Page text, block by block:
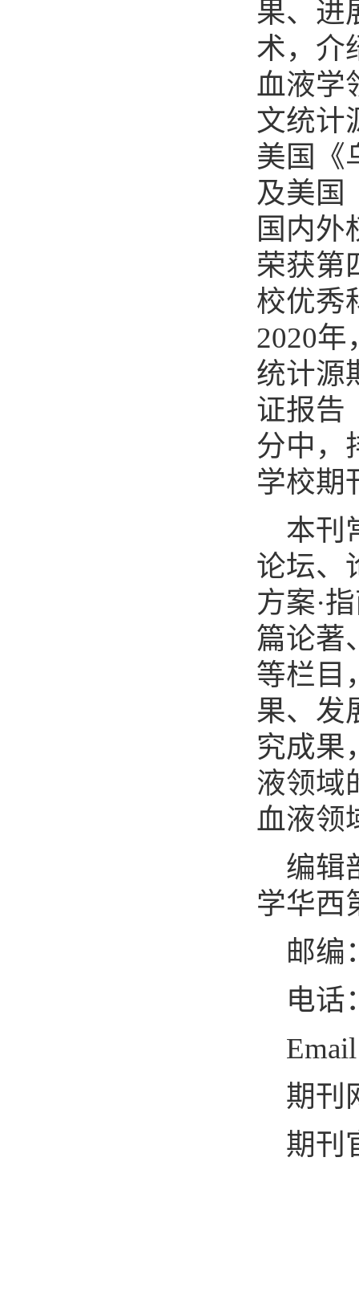
果、进
术，介
血液学
文统计
美国《
及美国
国内外
荣获第
校优秀
2020年
统计源
证报告
分中，
学校期
本刊
论坛、
方案·
篇论著
等栏目
果、发
究成果
液领域
血液领
编辑
学华西
邮编
电话
Email
期刊
期刊